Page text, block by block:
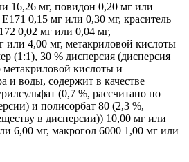
16,26 мг, повидон 0,20 мг или
0,15 мг или 0,30 мг, краситель
0,02 мг или 0,04 мг,
или 4,00 мг, метакриловой кислоты
(1:1), 30 % дисперсия (дисперсия
кислоты и
и воды, содержит в качестве
(0,7 %, рассчитано по
и полисорбат 80 (2,3 %,
в дисперсии)) 10,00 мг или
6,00 мг, макрогол 6000 1,00 мг или